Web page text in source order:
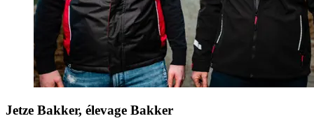
Jetze Bakker, élevage Bakker